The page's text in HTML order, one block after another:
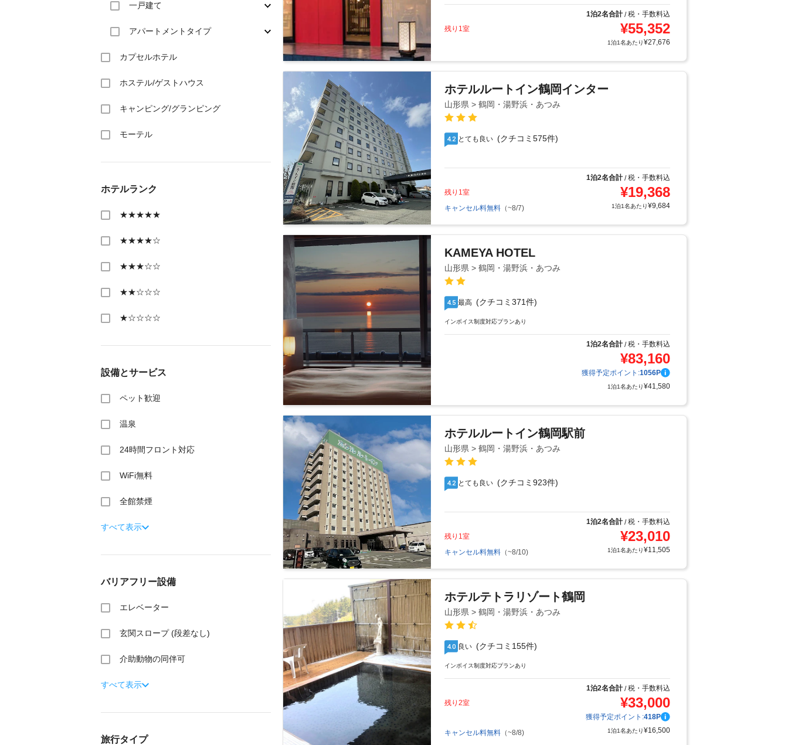
一戸建て
アパートメントタイプ
カプセルホテル
ホステル/ゲストハウス
キャンピング/グランピング
モーテル
ホテルランク
★★★★★
★★★★☆
★★★☆☆
★★☆☆☆
★☆☆☆☆
設備とサービス
ペット歓迎
温泉
24時間フロント対応
WiFi無料
全館禁煙
すべて表示
バリアフリー設備
エレベーター
玄関スロープ (段差なし)
介助動物の同伴可
すべて表示
旅行タイプ
1泊2名合計/税・手数料込
残り1室
¥55,352
1泊1名あたり¥27,676
ホテルルートイン鶴岡インター
山形県 > 鶴岡・湯野浜・あつみ
4.2 とても良い (クチコミ575件)
1泊2名合計/税・手数料込
残り1室
¥19,368
キャンセル料無料 （~8/7) 1泊1名あたり¥9,684
KAMEYA HOTEL
山形県 > 鶴岡・湯野浜・あつみ
4.5 最高 (クチコミ371件)
インボイス制度対応プランあり
1泊2名合計/税・手数料込
¥83,160
獲得予定ポイント:1056P
1泊1名あたり¥41,580
ホテルルートイン鶴岡駅前
山形県 > 鶴岡・湯野浜・あつみ
4.2 とても良い (クチコミ923件)
1泊2名合計/税・手数料込
残り1室
¥23,010
キャンセル料無料 （~8/10) 1泊1名あたり¥11,505
ホテルテトラリゾート鶴岡
山形県 > 鶴岡・湯野浜・あつみ
4.0 良い (クチコミ155件)
インボイス制度対応プランあり
1泊2名合計/税・手数料込
残り2室
¥33,000
獲得予定ポイント:418P
キャンセル料無料 （~8/8) 1泊1名あたり¥16,500